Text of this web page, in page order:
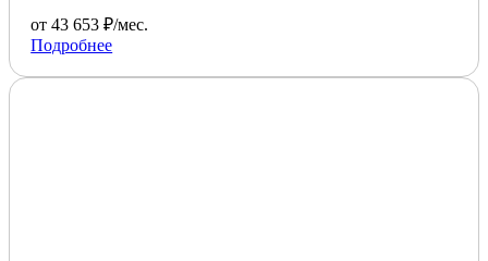
от 43 653 ₽/мес.
Подробнее